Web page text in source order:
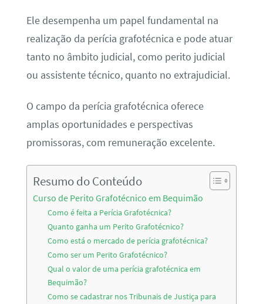
Ele desempenha um papel fundamental na
realização da perícia grafotécnica e pode atuar
tanto no âmbito judicial, como perito judicial
ou assistente técnico, quanto no extrajudicial.
O campo da perícia grafotécnica oferece
amplas oportunidades e perspectivas
promissoras, com remuneração excelente.
Resumo do Conteúdo
Curso de Perito Grafotécnico em Bequimão
Como é feita a Perícia Grafotécnica?
Quanto ganha um Perito Grafotécnico?
Como está o mercado de perícia grafotécnica?
Como ser um Perito Grafotécnico?
Qual o valor de uma perícia grafotécnica em
Bequimão?
Como se cadastrar nos Tribunais de Justiça para